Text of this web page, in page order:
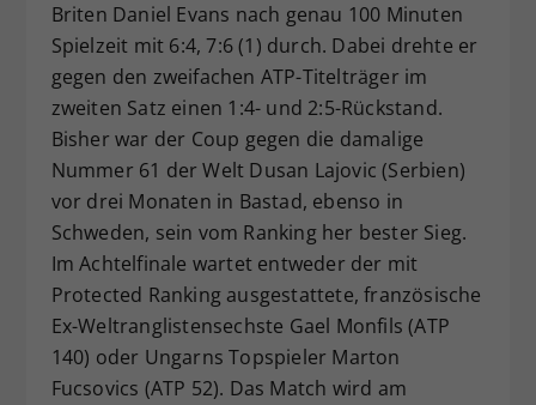
Briten Daniel Evans nach genau 100 Minuten
Spielzeit mit 6:4, 7:6 (1) durch. Dabei drehte er
gegen den zweifachen ATP-Titelträger im
zweiten Satz einen 1:4- und 2:5-Rückstand.
Bisher war der Coup gegen die damalige
Nummer 61 der Welt Dusan Lajovic (Serbien)
vor drei Monaten in Bastad, ebenso in
Schweden, sein vom Ranking her bester Sieg.
Im Achtelfinale wartet entweder der mit
Protected Ranking ausgestattete, französische
Ex-Weltranglistensechste Gael Monfils (ATP
140) oder Ungarns Topspieler Marton
Fucsovics (ATP 52). Das Match wird am